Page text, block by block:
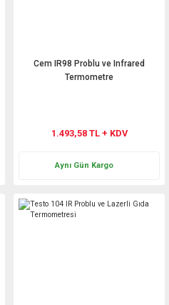
Cem IR98 Problu ve Infrared
Termometre
1.493,58 TL + KDV
Aynı Gün Kargo